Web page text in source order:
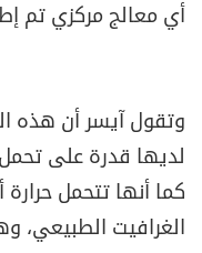
أي معالج مركزي تم
وتقول آيسر أن هذه
كما أنها تتحمل
الغرافيت الطبيعي،